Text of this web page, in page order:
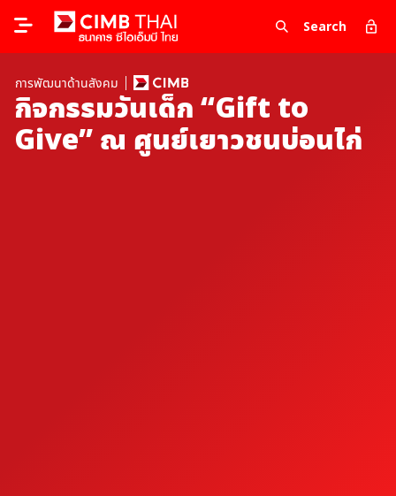
Search
การพัฒนาด้านสังคม
กิจกรรมวันเด็ก “Gift to
Give” ณ ศูนย์เยาวชนบ่อนไก่